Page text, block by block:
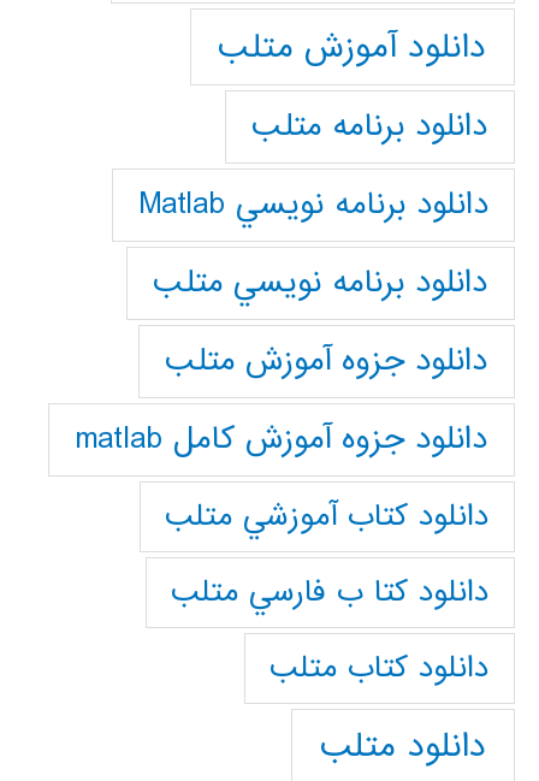
دانلود آموزش متلب
دانلود برنامه متلب
دانلود برنامه نويسي Matlab
دانلود برنامه نويسي متلب
دانلود جزوه آموزش متلب
دانلود جزوه آموزش کامل matlab
دانلود كتاب آموزشي متلب
دانلود كتا ب فارسي متلب
دانلود كتاب متلب
دانلود متلب